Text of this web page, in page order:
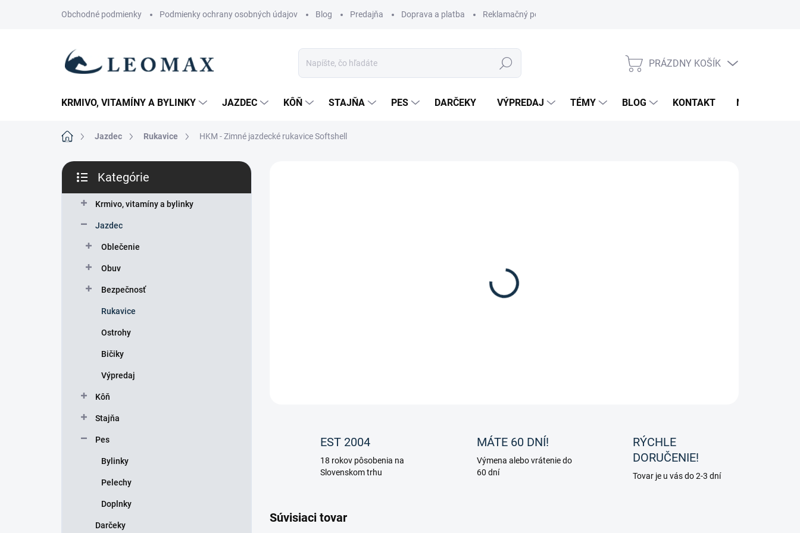
Obchodné podmienky Podmienky ochrany osobných údajov Blog Predajňa Doprava a platba Reklamačný poriadok
Hľadať
NÁKUPNÝ
PRÁZDNY KOŠÍK
KRMIVO, VITAMÍNY A BYLINKY JAZDEC KÔŇ STAJŇA PES DARČEKY VÝPREDAJ TÉMY BLOG KONTAKT NOVINKY
DomovJazdec Rukavice HKM - Zimné jazdecké rukavice Softshell
B
č
kategórie
Kategórie
Krmivo, vitamíny a bylinky
Jazdec
Oblečenie
Obuv
Bezpečnosť
Rukavice
Ostrohy
Bičiky
Výpredaj
Kôň
Stajňa
Pes
Bylinky
Pelechy
Doplnky
Darčeky
Zimné jazdecké rukavice Softshell od značky HKM pre deti aj
EST 2004
18 rokov pôsobenia na
Slovenskom trhu
MÁTE 60 DNÍ!
Výmena alebo vrátenie do
60 dní
RÝCHLE
DORUČENIE!
Tovar je u vás do 2-3 dní
Súvisiaci tovar